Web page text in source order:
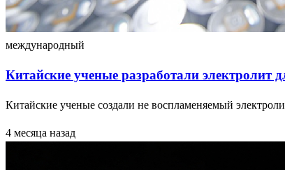
международный
Китайские ученые разработали электролит
Китайские ученые создали не воспламеняемый
4 месяца назад